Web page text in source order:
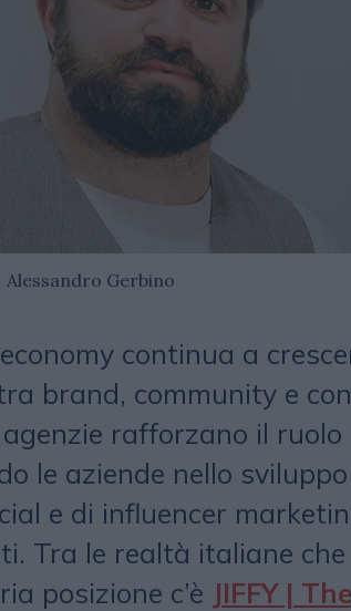
Alessandro Gerbino
continua a
brand, community e
rafforzano il ruolo
le aziende nello
e di influencer
Tra le realtà italiane
posizione c’è JIFFY | The